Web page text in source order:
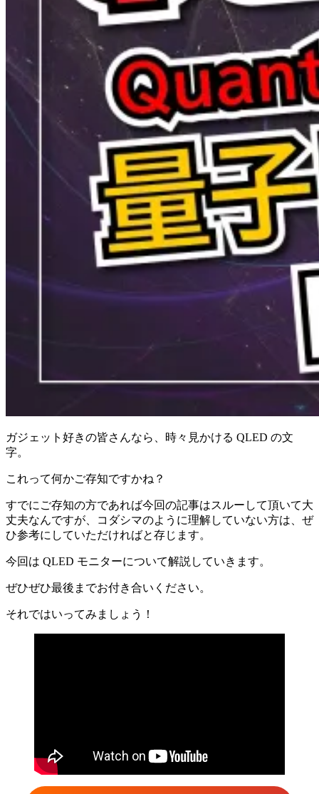
ガジェット好きの皆さんなら、時々見かける QLED の文
字。
これって何かご存知ですかね？
すでにご存知の方であれば今回の記事はスルーして頂いて大
丈夫なんですが、コダシマのように理解していない方は、ぜ
ひ参考にしていただければと存じます。
今回は QLED モニターについて解説していきます。
ぜひぜひ最後までお付き合いください。
それではいってみましょう！